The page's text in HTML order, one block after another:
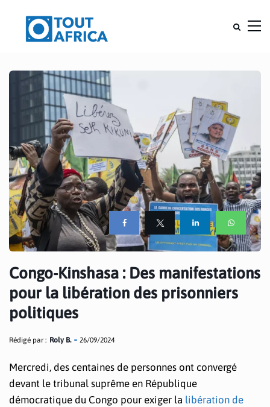
Congo-Kinshasa : Des manifestations
pour la libération des prisonniers
politiques
Rédigé par : Roly B. 26/09/2024
Mercredi, des centaines de personnes ont convergé
devant le tribunal suprême en République
démocratique du Congo pour exiger la libération de